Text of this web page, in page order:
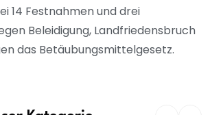
14 Festnahmen und drei
Beleidigung, Landfriedensbruch
das Betäubungsmittelgesetz.